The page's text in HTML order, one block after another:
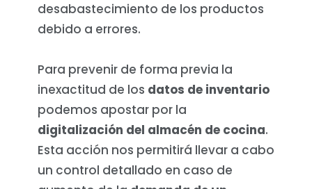
desabastecimiento de los productos
debido a errores.
Para prevenir de forma previa la
inexactitud de los datos de inventario
podemos apostar por la
digitalización del almacén de cocina.
Esta acción nos permitirá llevar a cabo
un control detallado en caso de